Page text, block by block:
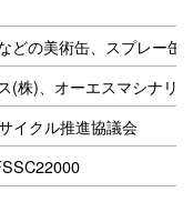
どの美術缶、スプレー缶
(株)、オーエスマシナリ
イクル推進協議会